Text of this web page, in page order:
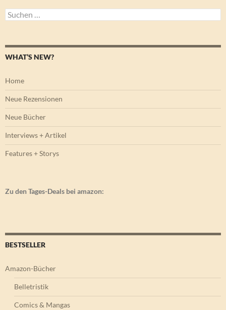
Suchen
nach:
WHAT’S NEW?
Home
Neue Rezensionen
Neue Bücher
Interviews + Artikel
Features + Storys
Zu den Tages-Deals bei amazon:
BESTSELLER
Amazon-Bücher
Belletristik
Comics & Mangas